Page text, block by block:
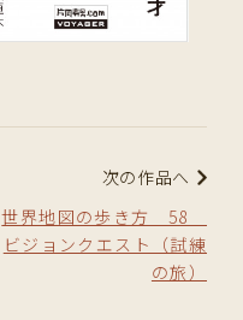
次の作品へ
世界地図の歩き方 58
ビジョンクエスト（試練
の旅）